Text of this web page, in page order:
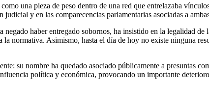
una pieza de peso dentro de una red que entrelazaba
y en las comparecencias parlamentarias asociadas a
haber entregado sobornos, ha insistido en la legalidad
normativa. Asimismo, hasta el día de hoy no existe ninguna
su nombre ha quedado asociado públicamente a presuntas
política y económica, provocando un importante